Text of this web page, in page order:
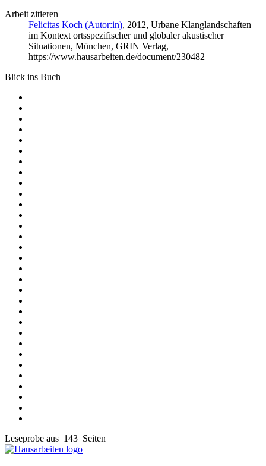
Arbeit zitieren
Felicitas Koch (Autor:in), 2012, Urbane Klanglandschaften
im Kontext ortsspezifischer und globaler akustischer
Situationen, München, GRIN Verlag,
https://www.hausarbeiten.de/document/230482
Blick ins Buch
Leseprobe aus 143 Seiten